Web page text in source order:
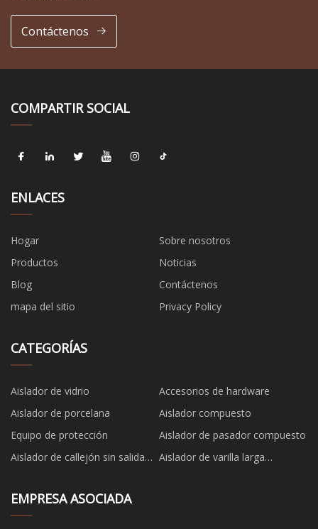
Contáctenos
COMPARTIR SOCIAL
ENLACES
Hogar
Sobre nosotros
Productos
Noticias
Blog
Contáctenos
mapa del sitio
Privacy Policy
CATEGORÍAS
Aislador de vidrio
Accesorios de hardware
Aislador de porcelana
Aislador compuesto
Equipo de protección
Aislador de pasador compuesto
Aislador de callejón sin salida
Aislador de varilla larga
EMPRESA ASOCIADA